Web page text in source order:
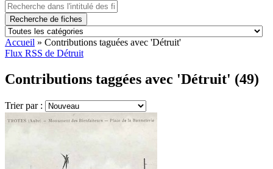
Recherche de fiches
Accueil » Contributions taguées avec 'Détruit'
Flux RSS de Détruit
Contributions taggées avec 'Détruit' (49)
Trier par :